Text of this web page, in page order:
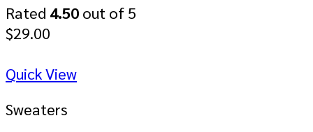
Rated 4.50 out of 5
$29.00
Quick View
Sweaters